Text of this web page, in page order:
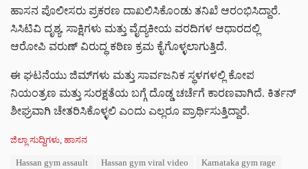
ಹಾಸನ ಪೊಲೀಸರು ಪ್ರಕರಣ ದಾಖಲಿಸಿಕೊಂಡು ತನಿಖೆ ಆರಂಭಿಸಿದ್ದಾರೆ.
ಸಿಸಿಟಿವಿ ದೃಶ್ಯ, ಸಾಕ್ಷಿಗಳು ಮತ್ತು ವೈದ್ಯಕೀಯ ವರದಿಗಳ ಆಧಾರದಲ್ಲಿ
ಆರೋಪಿ ವರುಣ್ ವಿರುದ್ಧ ಕಠಿಣ ಕ್ರಮ ಕೈಗೊಳ್ಳಲಾಗುತ್ತಿದೆ.
ಈ ಘಟನೆಯು ಜಿಮ್‌ಗಳು ಮತ್ತು ಸಾರ್ವಜನಿಕ ಸ್ಥಳಗಳಲ್ಲಿ ಕೋಪ
ನಿಯಂತ್ರಣ ಮತ್ತು ಸುರಕ್ಷತೆಯ ಬಗ್ಗೆ ದೊಡ್ಡ ಚರ್ಚೆಗೆ ಕಾರಣವಾಗಿದೆ. ಕಿರ್ತನ್
ಶೀಘ್ರವಾಗಿ ಚೇತರಿಸಿಕೊಳ್ಳಲಿ ಎಂದು ಎಲ್ಲರೂ ಪ್ರಾರ್ಥಿಸುತ್ತಿದ್ದಾರೆ.
C
ಜಿಲ್ಲಾ ಸುದ್ದಿಗಳು ಹಾಸನ
Hassan gym assault Hassan gym viral video
Karnataka gym rage